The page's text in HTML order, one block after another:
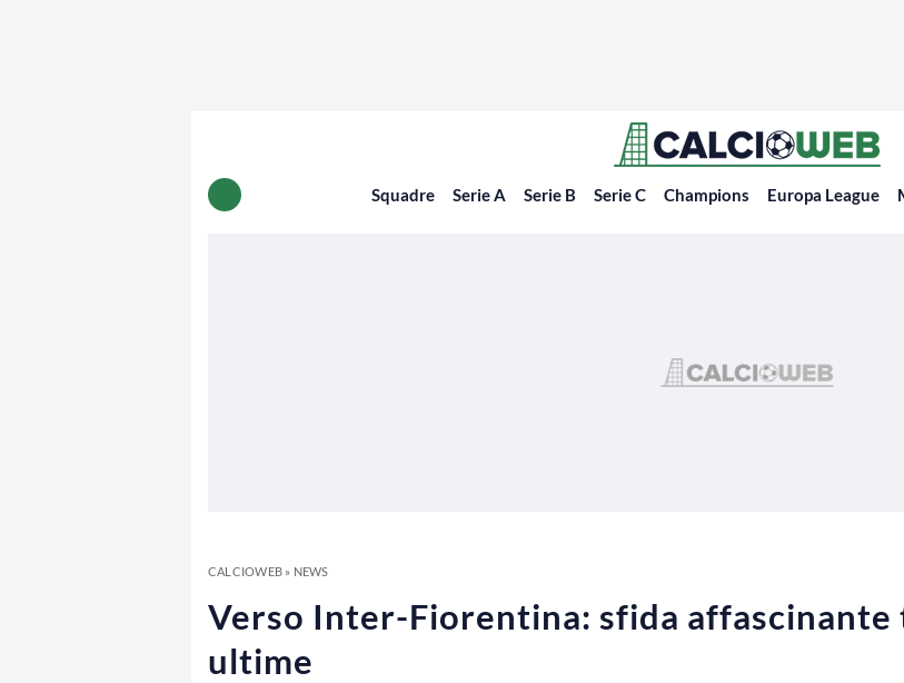
Squadre Serie A Serie B Serie C Champions Europa League
CALCIOWEB» NEWS
Verso Inter-Fiorentina: sfida affascinante
ultime